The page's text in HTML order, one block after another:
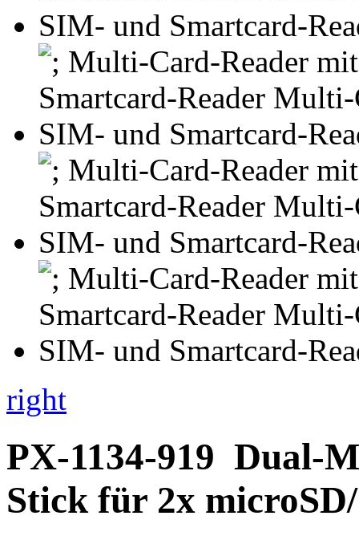
right
PX-1134-919 Dual-
Stick für 2x